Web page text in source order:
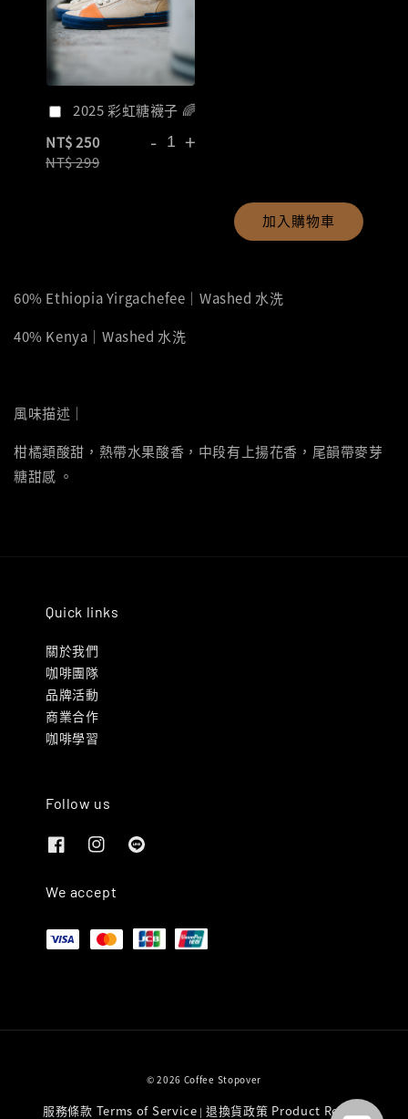
2025 彩虹糖襪子 🌈
NT$ 250
NT$ 299
- +
加入購物車
60% Ethiopia Yirgachefee｜Washed 水洗
40% Kenya｜Washed 水洗
風味描述｜
柑橘類酸甜，熱帶水果酸香，中段有上揚花香，尾韻帶麥芽
糖甜感 。
Quick links
關於我們
咖啡團隊
品牌活動
商業合作
咖啡學習
Follow us
We accept
© 2026 Coffee Stopover
服務條款 Terms of Service | 退換貨政策 Product Return